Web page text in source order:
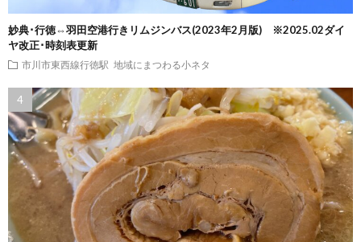
妙典･行徳⇔羽田空港行きリムジンバス(2023年2月版) ※2025.02ダイ
ヤ改正･時刻表更新
市川市東西線行徳駅 地域にまつわる小ネタ